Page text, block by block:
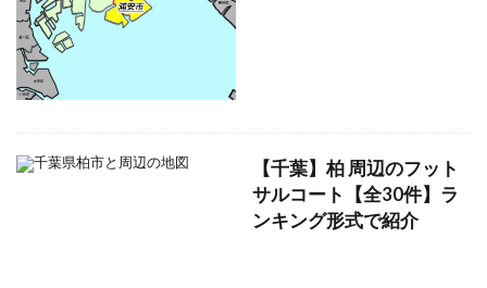
【千葉】柏 周辺のフット
サルコート【全30件】ラ
ンキング形式で紹介